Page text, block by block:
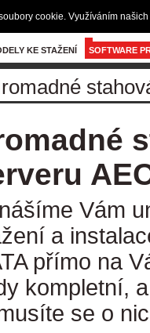
KE STAŽENÍ SOFTWARE
Vám
a
přímo na
kompletní,
se o
cookie. Využíváním